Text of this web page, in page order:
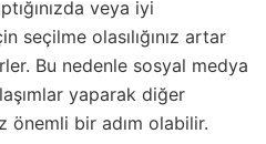
veya iyi
seçilme olasılığınız artar
Bu nedenle sosyal medya
yaparak diğer
önemli bir adım olabilir.